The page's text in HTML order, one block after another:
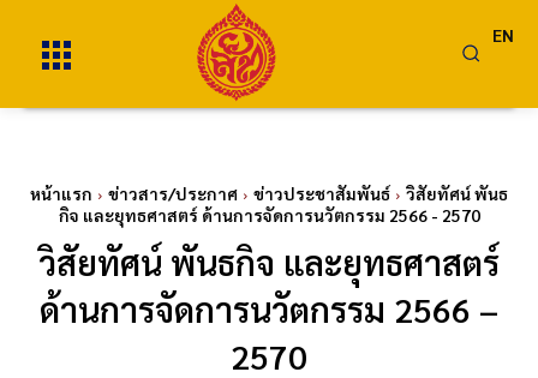
EN
หน้าแรก ข่าวสาร/ประกาศ ข่าวประชาสัมพันธ์
วิสัยทัศน์ พันธ
กิจ และยุทธศาสตร์ ด้านการจัดการนวัตกรรม 2566 - 2570
วิสัยทัศน์ พันธกิจ และยุทธศาสตร์
ด้านการจัดการนวัตกรรม 2566 –
2570